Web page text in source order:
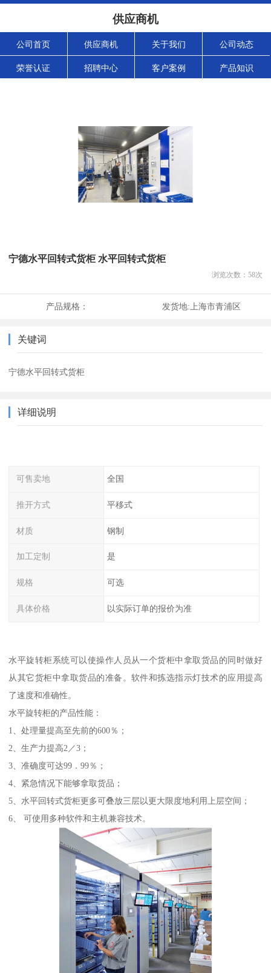
供应商机
公司首页 供应商机 关于我们 公司动态
荣誉认证 招聘中心 客户案例 产品知识
宁德水平回转式货柜 水平回转式货柜
浏览次数： 58次
产品规格： 发货地: 上海市青浦区
关键词
宁德水平回转式货柜
详细说明
可售卖地 全国
推开方式 平移式
材质 钢制
加工定制 是
规格 可选
具体价格 以实际订单的报价为准
水平旋转柜系统可以使操作人员从一个货柜中拿取货品的同时做好
从其它货柜中拿取货品的准备。软件和拣选指示灯技术的应用提高
了速度和准确性。
水平旋转柜的产品性能：
1、处理量提高至先前的600％；
2、生产力提高2／3；
3、准确度可达99．99％；
4、紧急情况下能够拿取货品；
5、水平回转式货柜更多可叠放三层以更大限度地利用上层空间；
6、 可使用多种软件和主机兼容技术。